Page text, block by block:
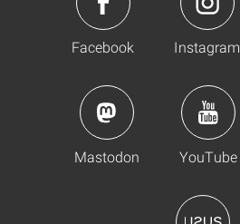
Facebook Instagram
Mastodon YouTube